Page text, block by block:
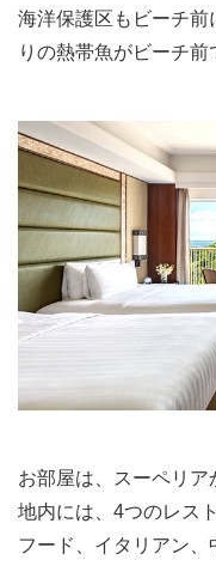
海洋保護区もビーチ
りの熱帯魚がビーチ前
お部屋は、スーペリ
地内には、4つのレス
フード、イタリアン